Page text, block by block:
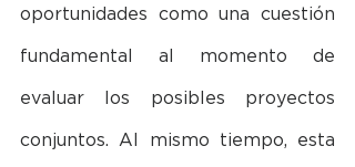
oportunidades como una cuestión
fundamental al momento de
evaluar los posibles proyectos
conjuntos. Al mismo tiempo, esta